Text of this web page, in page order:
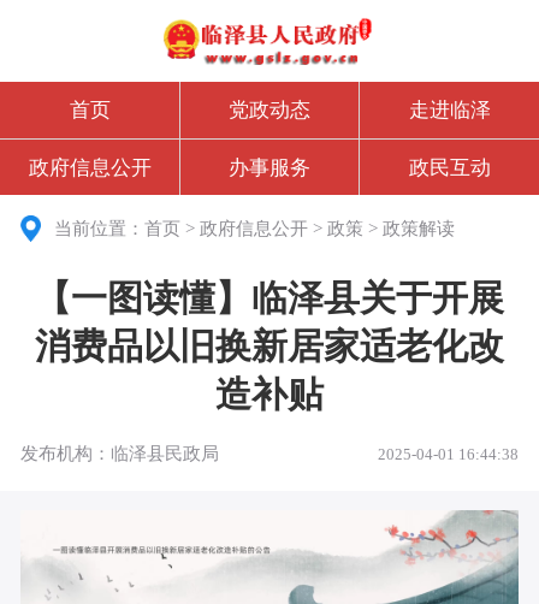
首页 党政动态 走进临泽
政府信息公开 办事服务 政民互动
当前位置：首页 >政府信息公开 >政策 >政策解读
【一图读懂】临泽县关于开展
消费品以旧换新居家适老化改
造补贴
发布机构：临泽县民政局 2025-04-01 16:44:38